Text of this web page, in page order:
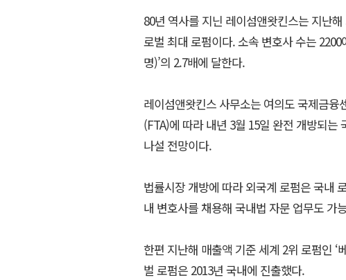
80년 역사를 지닌 레이섬앤왓킨스는 지난
로벌 최대 로펌이다. 소속 변호사 수는
명)’의 2.7배에 달한다.
레이섬앤왓킨스 사무소는 여의도 국제금
(FTA)에 따라 내년 3월 15일 완전 개방되
나설 전망이다.
법률시장 개방에 따라 외국계 로펌은 국내
내 변호사를 채용해 국내법 자문 업무도 가
한편 지난해 매출액 기준 세계 2위 로펌인 ‘
벌 로펌은 2013년 국내에 진출했다.